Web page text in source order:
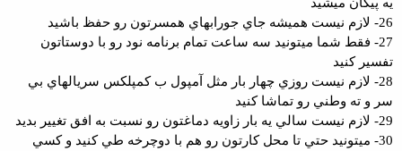
26- لازم نيست هميشه جاي جورابهاي همسرتون رو حفظ باشيد
27- فقط شما ميتونيد سه ساعت تمام برنامه نود رو با دوستاتون
تفسير كنيد
28- لازم نيست روزي چهار بار مثل آمپول ب كمپلكس سريالهاي بي
سر و ته وطني رو تماشا كنيد
29- لازم نيست سالي يه بار زاويه دماغتون رو نسبت به افق تغيير بديد
30- ميتونيد حتي تا محل كارتون رو هم با دوچرخه طي كنيد و كسي